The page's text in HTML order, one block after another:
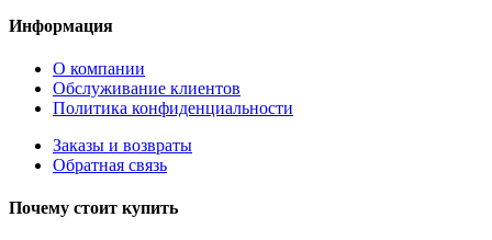
Информация
О компании
Обслуживание клиентов
Политика конфиденциальности
Заказы и возвраты
Обратная связь
Почему стоит купить